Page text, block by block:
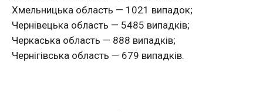
Хмельницька область — 1021 випадок;
Чернівецька область — 5485 випадків;
Черкаська область — 888 випадків;
Чернігівська область — 679 випадків.